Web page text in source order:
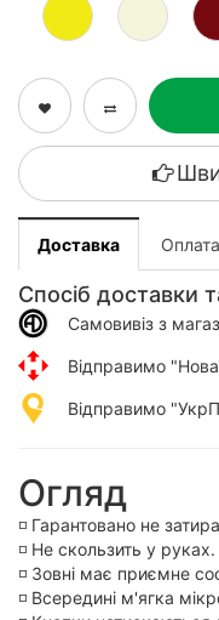
Доставка Оплата
Спосіб доставки
Самовивіз з
Відправимо
Відправимо
Огляд
◽️ Гарантовано не
◽️ Не скользить у руках.
◽️ Зовні має приємне
◽️ Всередині м'ягка